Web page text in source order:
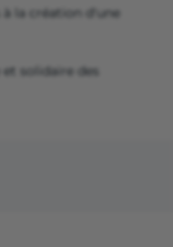
à la création d'une
et solidaire des